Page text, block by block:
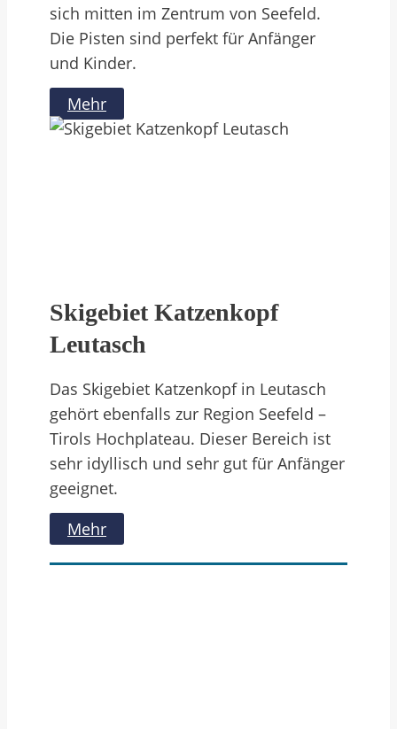
sich mitten im Zentrum von Seefeld.
Die Pisten sind perfekt für Anfänger
und Kinder.
Mehr
Skigebiet Katzenkopf
Leutasch
Das Skigebiet Katzenkopf in Leutasch
gehört ebenfalls zur Region Seefeld –
Tirols Hochplateau. Dieser Bereich ist
sehr idyllisch und sehr gut für Anfänger
geeignet.
Mehr